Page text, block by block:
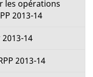
les opérations
2013-14
14
2013-14